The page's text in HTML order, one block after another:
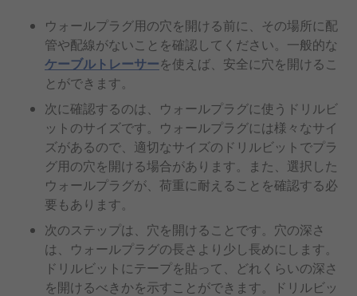
ウォールプラグ用の穴を開ける前に、その場所に配
管や配線がないことを確認してください。一般的な
ケーブルトレーサーを使えば、安全に穴を開けるこ
とができます。
次に確認するのは、ウォールプラグに使うドリルビ
ットのサイズです。ウォールプラグには様々なサイ
ズがあるので、適切なサイズのドリルビットでプラ
グ用の穴を開ける場合があります。また、選択した
ウォールプラグが、荷重に耐えることを確認する必
要もあります。
次のステップは、穴を開けることです。穴の深さ
は、ウォールプラグの長さより少し長めにします。
ドリルビットにテープを貼って、どれくらいの深さ
を開けるべきかを示すことができます。ドリルビッ